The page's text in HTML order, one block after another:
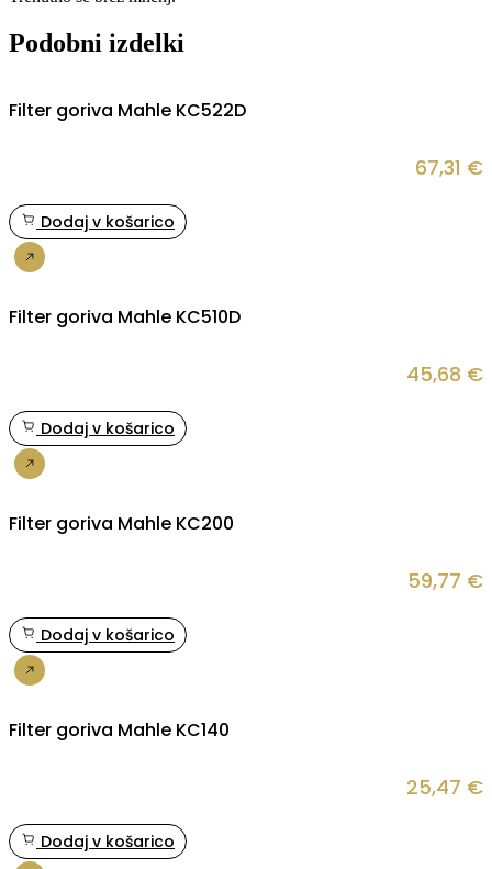
Podobni izdelki
Filter goriva Mahle KC522D
67,31 €
Dodaj v košarico
Filter goriva Mahle KC510D
45,68 €
Dodaj v košarico
Filter goriva Mahle KC200
59,77 €
Dodaj v košarico
Filter goriva Mahle KC140
25,47 €
Dodaj v košarico